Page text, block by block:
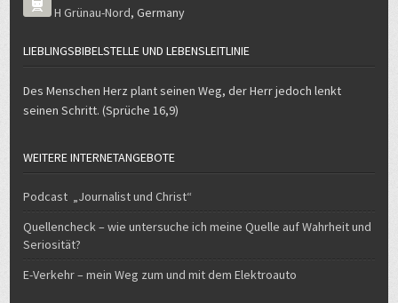
H Grünau-Nord,Germany
LIEBLINGSBIBELSTELLE UND LEBENSLEITLINIE
Des Menschen Herz plant seinen Weg, der Herr jedoch lenkt
seinen Schritt. (Sprüche 16,9)
WEITERE INTERNETANGEBOTE
Podcast „Journalist und Christ“
Quellencheck – wie untersuche ich meine Quelle auf Wahrheit und
Seriosität?
E-Verkehr – mein Weg zum und mit dem Elektroauto